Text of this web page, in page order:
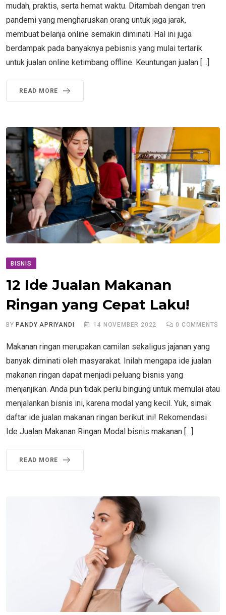
mudah, praktis, serta hemat waktu. Ditambah dengan tren
pandemi yang mengharuskan orang untuk jaga jarak,
membuat belanja online semakin diminati. Hal ini juga
berdampak pada banyaknya pebisnis yang mulai tertarik
untuk jualan online ketimbang offline. Keuntungan jualan […]
READ MORE
BISNIS
12 Ide Jualan Makanan
Ringan yang Cepat Laku!
BYPANDY APRIYANDI 14 NOVEMBER 2022 0 COMMENTS
Makanan ringan merupakan camilan sekaligus jajanan yang
banyak diminati oleh masyarakat. Inilah mengapa ide jualan
makanan ringan dapat menjadi peluang bisnis yang
menjanjikan. Anda pun tidak perlu bingung untuk memulai atau
menjalankan bisnis ini, karena modal yang kecil. Yuk, simak
daftar ide jualan makanan ringan berikut ini! Rekomendasi
Ide Jualan Makanan Ringan Modal bisnis makanan […]
READ MORE